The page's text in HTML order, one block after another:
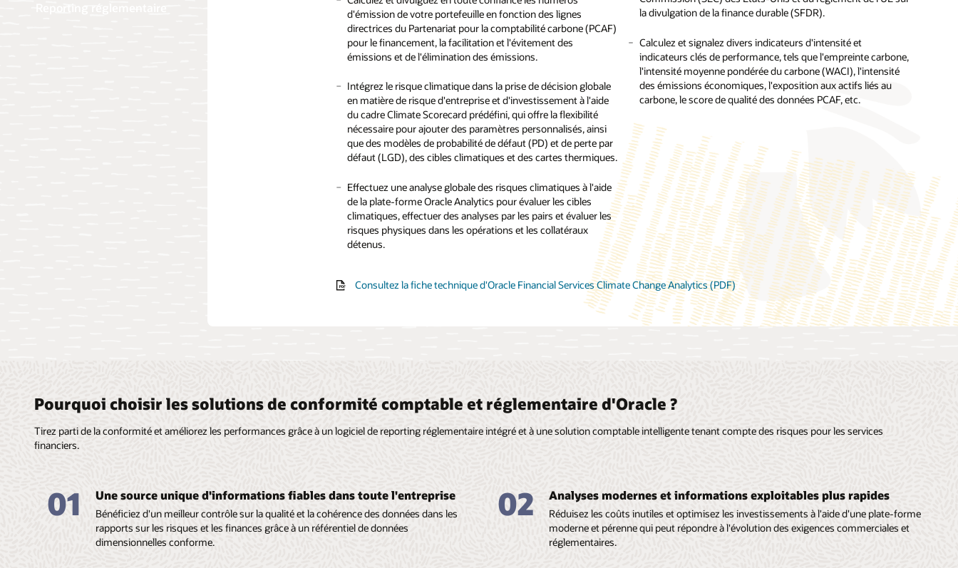
d'émission de votre portefeuille en fonction des lignes
directrices du Partenariat pour la comptabilité carbone (PCAF)
pour le financement, la facilitation et l'évitement des
émissions et de l'élimination des émissions.
Intégrez le risque climatique dans la prise de décision globale
en matière de risque d'entreprise et d'investissement à l'aide
du cadre Climate Scorecard prédéfini, qui offre la flexibilité
nécessaire pour ajouter des paramètres personnalisés, ainsi
que des modèles de probabilité de défaut (PD) et de perte par
défaut (LGD), des cibles climatiques et des cartes thermiques.
Effectuez une analyse globale des risques climatiques à l'aide
de la plate-forme Oracle Analytics pour évaluer les cibles
climatiques, effectuer des analyses par les pairs et évaluer les
risques physiques dans les opérations et les collatéraux
détenus.
la divulgation de la finance durable (SFDR).
Calculez et signalez divers indicateurs d'intensité et
indicateurs clés de performance, tels que l'empreinte carbone,
l'intensité moyenne pondérée du carbone (WACI), l'intensité
des émissions économiques, l'exposition aux actifs liés au
carbone, le score de qualité des données PCAF, etc.
Consultez la fiche technique d'Oracle Financial Services Climate Change Analytics (PDF)
Consulter la fiche technique de Accounting Foundation (PDF)
Analyseur Oracle IFRS 17
Compatible avec les solutions
Oracle IFRS 9 et IFRS 17
Fiche technique : Oracle LDTI Analyzer (PDF)
partir de données clés (PDF)
Pourquoi choisir les solutions de conformité comptable et réglementaire d'Oracle ?
Tirez parti de la conformité et améliorez les performances grâce à un logiciel de reporting réglementaire intégré et à une solution comptable intelligente tenant compte des risques pour les services
financiers.
01 Une source unique d'informations fiables dans toute l'entreprise
Bénéficiez d'un meilleur contrôle sur la qualité et la cohérence des données dans les
rapports sur les risques et les finances grâce à un référentiel de données
dimensionnelles conforme.
02 Analyses modernes et informations exploitables plus rapides
Réduisez les coûts inutiles et optimisez les investissements à l'aide d'une plate-forme
moderne et pérenne qui peut répondre à l'évolution des exigences commerciales et
réglementaires.